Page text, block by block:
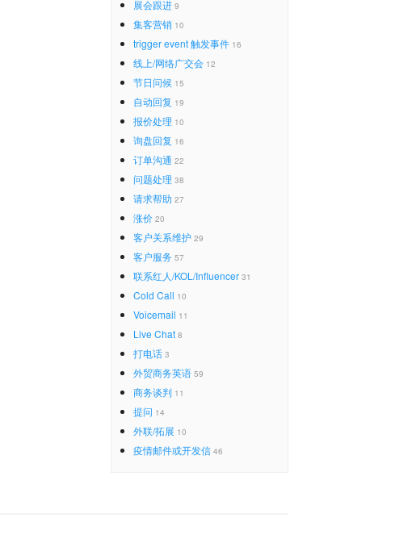
展会跟进 9
集客营销 10
trigger event 触发事件 16
线上/网络广交会 12
节日问候 15
自动回复 19
报价处理 10
询盘回复 16
订单沟通 22
问题处理 38
请求帮助 27
涨价 20
客户关系维护 29
客户服务 57
联系红人/KOL/Influencer 31
Cold Call 10
Voicemail 11
Live Chat 8
打电话 3
外贸商务英语 59
商务谈判 11
提问 14
外联/拓展 10
疫情邮件或开发信 46